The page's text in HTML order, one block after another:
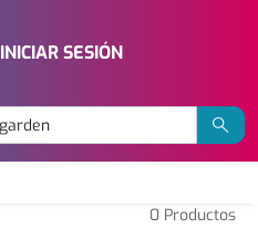
INICIAR SESIÓN
0 Productos